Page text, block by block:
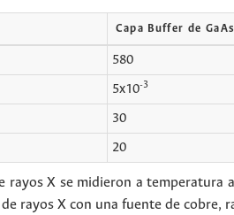
Capa Buffer de
580
5x10-3
30
20
rayos X se midieron a
rayos X con una fuente de cobre,